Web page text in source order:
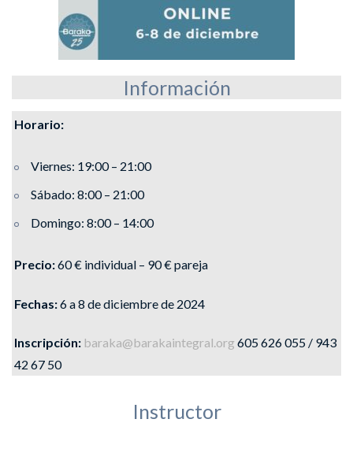
Información
Horario:
Viernes: 19:00 – 21:00
Sábado: 8:00 – 21:00
Domingo: 8:00 – 14:00
Precio:60 € individual – 90 € pareja
Fechas:6 a 8 de diciembre de 2024
Inscripción: baraka@barakaintegral.org 605 626 055 / 943
42 67 50
Instructor